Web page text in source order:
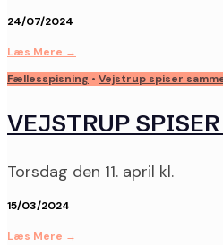
24/07/2024
Læs Mere →
Fællesspisning • Vejstrup spiser
VEJSTRUP
Torsdag den 11. april kl.
15/03/2024
Læs Mere →